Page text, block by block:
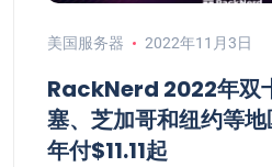
美国服务器 2022年11月3日
RackNerd 2022年双
塞、芝加哥和纽约等地
年付$11.11起